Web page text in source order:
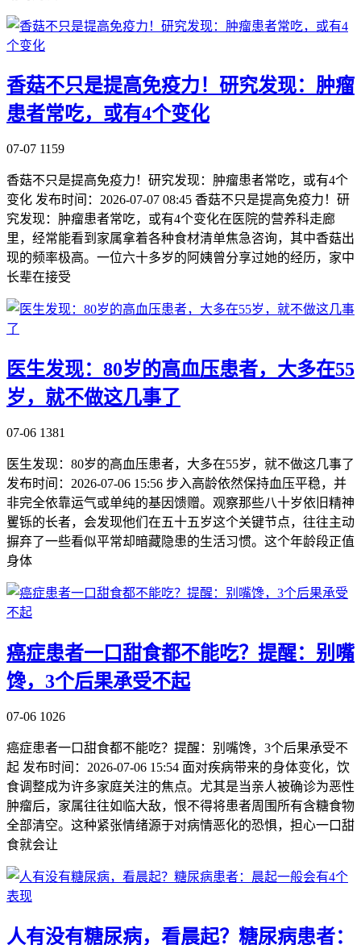
香菇不只是提高免疫力！研究发现：肿瘤
患者常吃，或有4个变化
07-07 1159
香菇不只是提高免疫力！研究发现：肿瘤患者常吃，或有4个
变化 发布时间：2026-07-07 08:45 香菇不只是提高免疫力！研
究发现：肿瘤患者常吃，或有4个变化在医院的营养科走廊
里，经常能看到家属拿着各种食材清单焦急咨询，其中香菇出
现的频率极高。一位六十多岁的阿姨曾分享过她的经历，家中
长辈在接受
医生发现：80岁的高血压患者，大多在55
岁，就不做这几事了
07-06 1381
医生发现：80岁的高血压患者，大多在55岁，就不做这几事了
发布时间：2026-07-06 15:56 步入高龄依然保持血压平稳，并
非完全依靠运气或单纯的基因馈赠。观察那些八十岁依旧精神
矍铄的长者，会发现他们在五十五岁这个关键节点，往往主动
摒弃了一些看似平常却暗藏隐患的生活习惯。这个年龄段正值
身体
癌症患者一口甜食都不能吃？提醒：别嘴
馋，3个后果承受不起
07-06 1026
癌症患者一口甜食都不能吃？提醒：别嘴馋，3个后果承受不
起 发布时间：2026-07-06 15:54 面对疾病带来的身体变化，饮
食调整成为许多家庭关注的焦点。尤其是当亲人被确诊为恶性
肿瘤后，家属往往如临大敌，恨不得将患者周围所有含糖食物
全部清空。这种紧张情绪源于对病情恶化的恐惧，担心一口甜
食就会让
人有没有糖尿病，看晨起？糖尿病患者：